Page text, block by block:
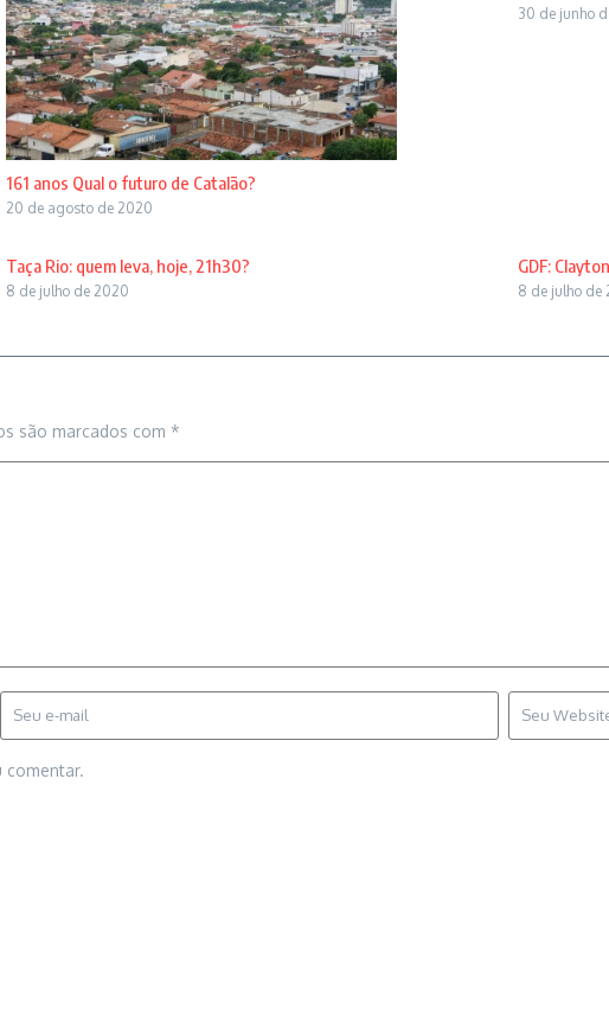
161 anos Qual o futuro de Catalão?
20 de agosto de 2020
30 de junho
Taça Rio: quem leva, hoje, 21h30?
8 de julho de 2020
GDF:
8 de julho de
são marcados com *
comentar.